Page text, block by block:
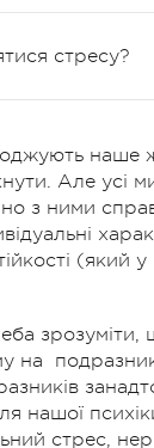
стресу?
наше
Але усі
з ними
(який
на
нашої
стрес,